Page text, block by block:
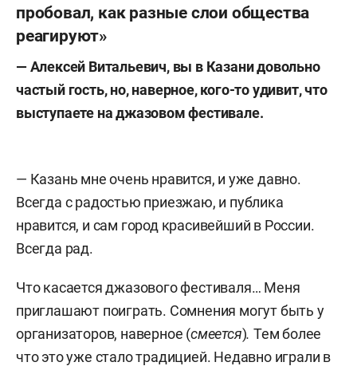
пробовал, как разные слои общества
реагируют»
— Алексей Витальевич, вы в Казани довольно
частый гость, но, наверное, кого-то удивит, что
выступаете на джазовом фестивале.
— Казань мне очень нравится, и уже давно.
Всегда с радостью приезжаю, и публика
нравится, и сам город красивейший в России.
Всегда рад.
Что касается джазового фестиваля… Меня
приглашают поиграть. Сомнения могут быть у
организаторов, наверное (смеется). Тем более
что это уже стало традицией. Недавно играли в